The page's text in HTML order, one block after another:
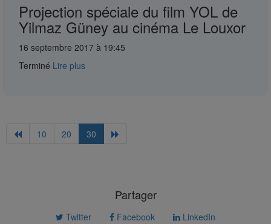
Projection spéciale du film YOL de
Yilmaz Güney au cinéma Le Louxor
16 septembre 2017 à 19:45
Terminé Lire plus
10 20 30
Partager
Twitter Facebook LinkedIn